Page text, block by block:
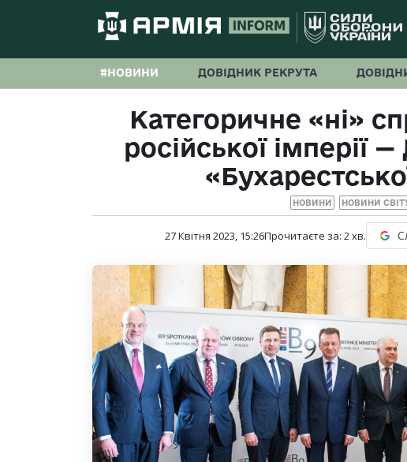
#НОВИНИ ДОВІДНИК РЕКРУТА
Категоричне «ні»
російської імперії
НОВИНИ НОВИНИ
27 Квітня 2023, 15:26Прочитаєте за: 2хв.